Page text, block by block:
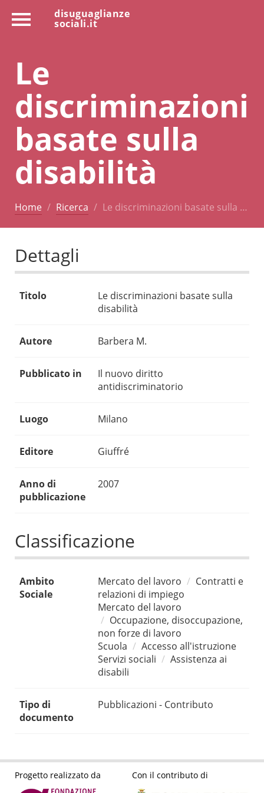
disuguaglianze
sociali.it
Le
discriminazioni
basate sulla
disabilità
Home Ricerca Le discriminazioni basate sulla …
Dettagli
Titolo
Le discriminazioni basate sulla
disabilità
Autore Barbera M.
Pubblicato in
Il nuovo diritto
antidiscriminatorio
Luogo Milano
Editore Giuffré
Anno di
pubblicazione
2007
Classificazione
Ambito
Sociale
Mercato del lavoro
Contratti e
relazioni di impiego
Mercato del lavoro
Occupazione, disoccupazione,
non forze di lavoro
Scuola
Accesso all'istruzione
Servizi sociali
Assistenza ai
disabili
Tipo di
documento
Pubblicazioni - Contributo
Progetto realizzato da Con il contributo di